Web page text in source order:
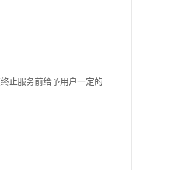
止服务前给予用户一定的